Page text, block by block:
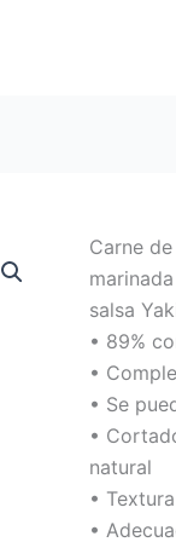
Carne
salsa
• 89%
•
• Se
•
natural
•
•